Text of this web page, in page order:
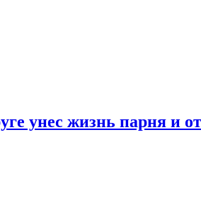
унес жизнь парня и